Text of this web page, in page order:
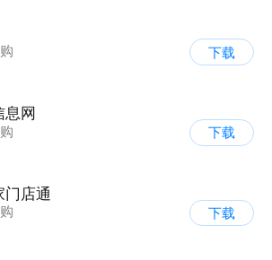
下载
息网
下载
门店通
下载